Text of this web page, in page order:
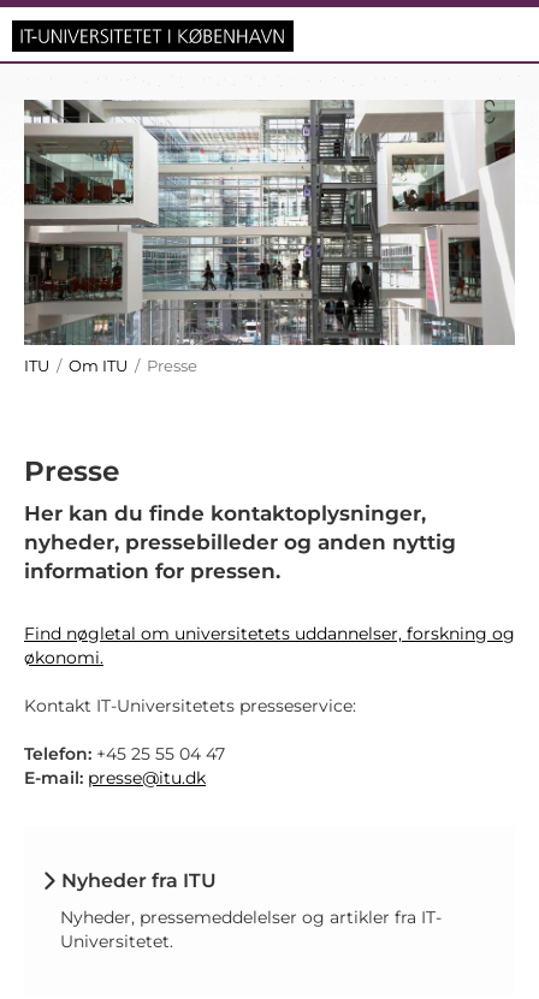
ITU / Om ITU / Presse
Presse
Her kan du finde kontaktoplysninger,
nyheder, pressebilleder og anden nyttig
information for pressen.
Find nøgletal om universitetets uddannelser, forskning og
økonomi.
Kontakt IT-Universitetets presseservice:
Telefon: +45 25 55 04 47
E-mail: presse@itu.dk
Nyheder fra ITU
Nyheder, pressemeddelelser og artikler fra IT-
Universitetet.